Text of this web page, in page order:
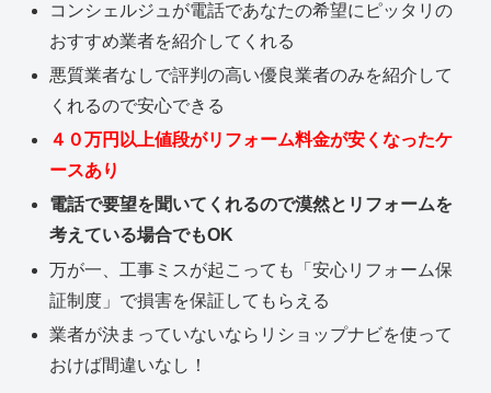
コンシェルジュが電話であなたの希望にピッタリの
おすすめ業者を紹介してくれる
悪質業者なしで評判の高い優良業者のみを紹介して
くれるので安心できる
４０万円以上値段がリフォーム料金が安くなったケ
ースあり
電話で要望を聞いてくれるので漠然とリフォームを
考えている場合でもOK
万が一、工事ミスが起こっても「安心リフォーム保
証制度」で損害を保証してもらえる
業者が決まっていないならリショップナビを使って
おけば間違いなし！